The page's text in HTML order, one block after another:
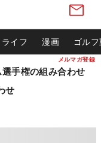
メルマガ登録
ライフ 漫画 ゴル
手権の組み合わせ
せ